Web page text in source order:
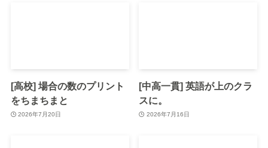
[高校] 場合の数のプリント
をちまちまと
2026年7月20日
[中高一貫] 英語が上のクラ
スに。
2026年7月16日